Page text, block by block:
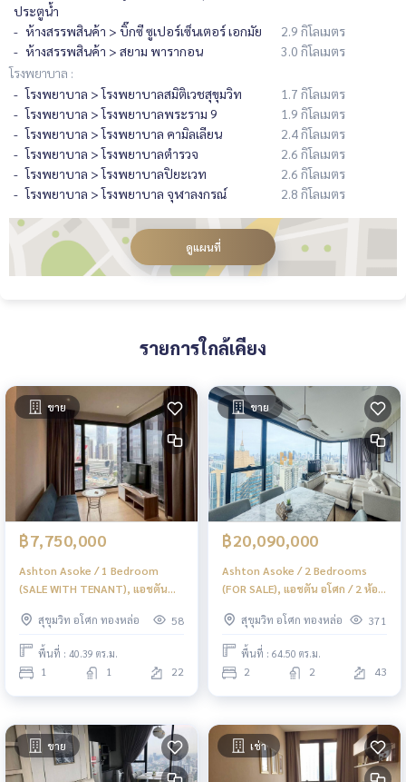
ประตูน้ำ
ห้างสรรพสินค้า > บิ๊กซี ซูเปอร์เซ็นเตอร์ เอกมัย
2.9 กิโลเมตร
ห้างสรรพสินค้า > สยาม พารากอน
3.0 กิโลเมตร
โรงพยาบาล :
โรงพยาบาล > โรงพยาบาลสมิติเวชสุขุมวิท
1.7 กิโลเมตร
โรงพยาบาล > โรงพยาบาลพระราม 9
1.9 กิโลเมตร
โรงพยาบาล > โรงพยาบาล คามิลเลียน
2.4 กิโลเมตร
โรงพยาบาล > โรงพยาบาลตำรวจ
2.6 กิโลเมตร
โรงพยาบาล > โรงพยาบาลปิยะเวท
2.6 กิโลเมตร
โรงพยาบาล > โรงพยาบาล จุฬาลงกรณ์
2.8 กิโลเมตร
ดูแผนที่
รายการใกล้เคียง
ขาย
฿7,750,000
Ashton Asoke / 1 Bedroom
(SALE WITH TENANT), แอชตัน
JSMN192
สุขุมวิท อโศก ทองหล่อ 58
พื้นที่ : 40.39 ตร.ม.
1 1 22
ขาย
฿20,090,000
Ashton Asoke / 2 Bedrooms
(FOR SALE), แอชตัน อโศก / 2 ห้อง
สุขุมวิท อโศก ทองหล่อ
371
พื้นที่ : 64.50 ตร.ม.
2 2 43
ขาย เช่า